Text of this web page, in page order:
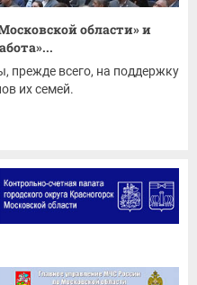
области» и
прежде всего, на поддержку
их семей.